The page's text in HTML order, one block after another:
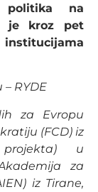
politika na
je kroz pet
institucijama
RYDE
za Evropu
(FCD) iz
u
za
iz Tirane,